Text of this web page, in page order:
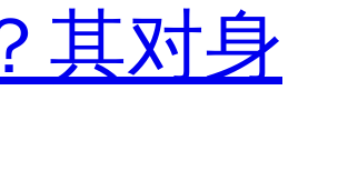
其对身